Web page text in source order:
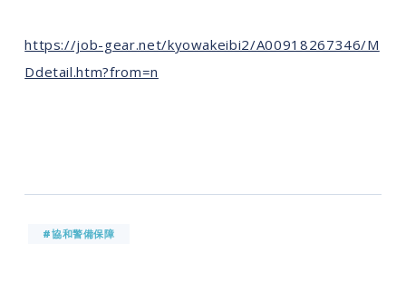
https://job-gear.net/kyowakeibi2/A00918267346/M
Ddetail.htm?from=n
#協和警備保障